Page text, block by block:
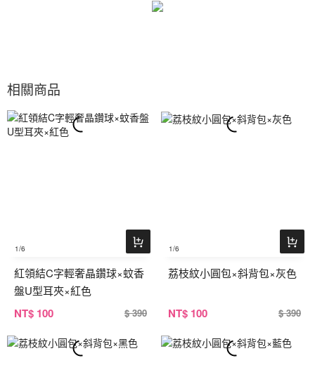
相關商品
1/6
紅領結C字輕奢晶鑽球×蚊香
盤U型耳夾×紅色
NT$ 100 $ 390
1/6
荔枝紋小圓包×斜背包×灰色
NT$ 100 $ 390